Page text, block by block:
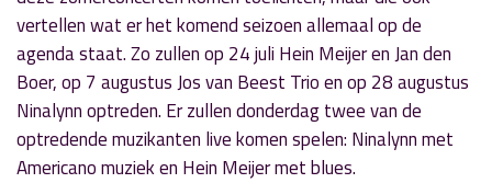
vertellen wat er het komend seizoen allemaal op de
agenda staat. Zo zullen op 24 juli Hein Meijer en Jan den
Boer, op 7 augustus Jos van Beest Trio en op 28 augustus
Ninalynn optreden. Er zullen donderdag twee van de
optredende muzikanten live komen spelen: Ninalynn met
Americano muziek en Hein Meijer met blues.